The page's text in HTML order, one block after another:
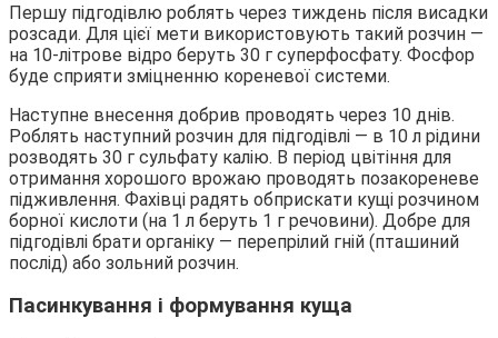
Першу підгодівлю роблять через тиждень після висадки
розсади. Для цієї мети використовують такий розчин —
на 10-літрове відро беруть 30 г суперфосфату. Фосфор
буде сприяти зміцненню кореневої системи.
Наступне внесення добрив проводять через 10 днів.
Роблять наступний розчин для підгодівлі — в 10 л рідини
розводять 30 г сульфату калію. В період цвітіння для
отримання хорошого врожаю проводять позакореневе
підживлення. Фахівці радять обприскати кущі розчином
борної кислоти (на 1 л беруть 1 г речовини). Добре для
підгодівлі брати органіку — перепрілий гній (пташиний
послід) або зольний розчин.
Пасинкування і формування куща